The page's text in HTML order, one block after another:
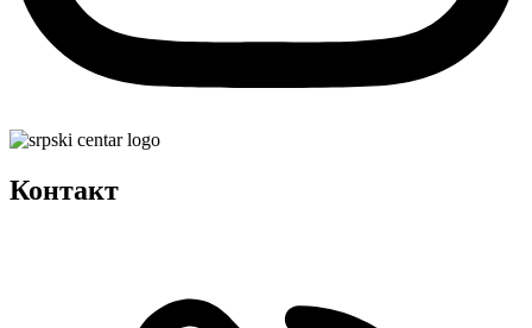
Контакт